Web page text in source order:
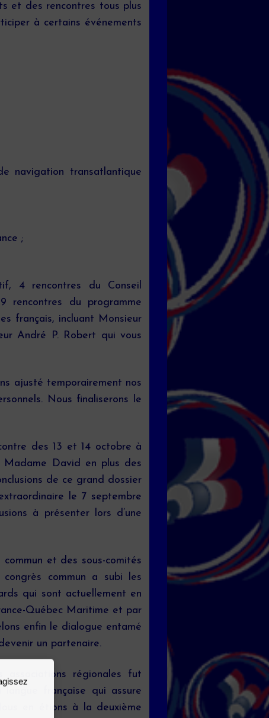
et des rencontres tous plus
à certains événements
navigation transatlantique
;
4 rencontres du Conseil
rencontres du programme
français, incluant Monsieur
André P. Robert qui vous
ajusté temporairement nos
Nous finaliserons le
des 13 et 14 octobre à
Madame David en plus des
de ce grand dossier
le 7 septembre
à présenter lors d’une
et des sous-comités
commun a subi les
qui sont actuellement en
Québec Maritime et par
enfin le dialogue entamé
un partenaire.
régionales fut
française qui assure
en étions à la deuxième